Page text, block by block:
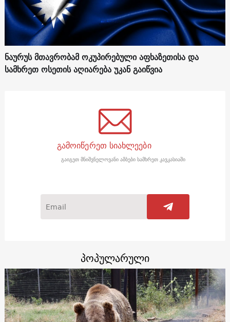
ნაურუს მთავრობამ ოკუპირებული აფხაზეთისა და
სამხრეთ ოსეთის აღიარება უკან გაიწვია
გამოიწერეთ სიახლეები
გაიგეთ მნიშვნელოვანი ამბები სამხრეთ კავკასიაში
პოპულარული